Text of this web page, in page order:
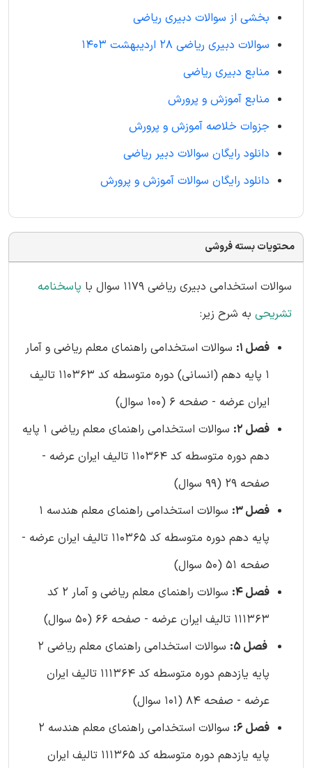
بخشی از سوالات دبیری ریاضی
سوالات دبیری ریاضی 28 اردیبهشت 1403
منابع دبیری ریاضی
منابع آموزش و پرورش
جزوات خلاصه آموزش و پرورش
دانلود رایگان سوالات دبیر ریاضی
دانلود رایگان سوالات آموزش و پرورش
محتویات بسته فروشی
سوالات استخدامی دبیری ریاضی 1179 سوال با
پاسخنامه
تشریحی به شرح زیر:
فصل 1:
سوالات استخدامی راهنمای معلم ریاضی و آمار
1 پایه دهم (انسانی) دوره متوسطه کد 110363 تالیف
ایران عرضه - صفحه 6 (100 سوال)
فصل 2:
سوالات استخدامی راهنمای معلم ریاضی 1 پایه
دهم دوره متوسطه کد 110364 تالیف ایران عرضه -
صفحه 29 (99 سوال)
فصل 3:
سوالات استخدامی راهنمای معلم هندسه 1
پایه دهم دوره متوسطه کد 110365 تالیف ایران عرضه -
صفحه 51 (50 سوال)
فصل 4:
سوالات راهنمای معلم ریاضی و آمار 2 کد
111363 تالیف ایران عرضه - صفحه 66 (50 سوال)
فصل 5:
سوالات استخدامی راهنمای معلم ریاضی 2
پایه یازدهم دوره متوسطه کد 111364 تالیف ایران
عرضه - صفحه 84 (101 سوال)
فصل 6:
سوالات استخدامی راهنمای معلم هندسه 2
پایه یازدهم دوره متوسطه کد 111365 تالیف ایران